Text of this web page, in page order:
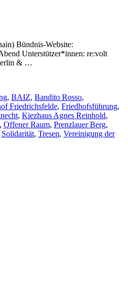
Bündnis-Website:
Unterstützer*innen: re:volt
& …
, BAIZ, Bandito Rosso,
Friedrichsfelde, Friedhofsführung,
, Kiezhaus Agnes Reinhold,
, Offener Raum, Prenzlauer Berg,
Solidarität, Tresen, Vereinigung der